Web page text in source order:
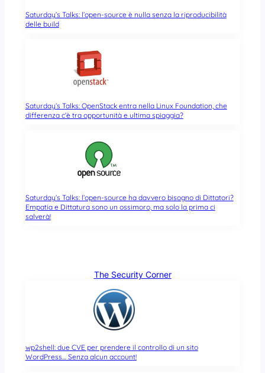
Saturday’s Talks: l’open-source è nulla senza la riproducibilità
delle build
Saturday’s Talks: OpenStack entra nella Linux Foundation, che
differenza c’è tra opportunità e ultima spiaggia?
Saturday’s Talks: l’open-source ha davvero bisogno di Dittatori?
Empatia e Dittatura sono un ossimoro, ma solo la prima ci
salverà!
The Security Corner
wp2shell: due CVE per prendere il controllo di un sito
WordPress… Senza alcun account!